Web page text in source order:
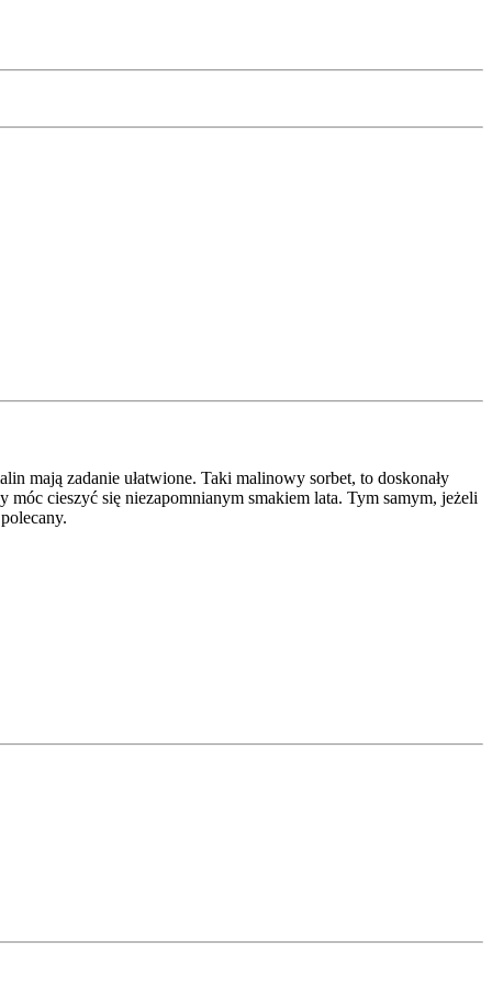
mają zadanie ułatwione. Taki malinowy sorbet, to doskonały
cieszyć się niezapomnianym smakiem lata. Tym samym, jeżeli